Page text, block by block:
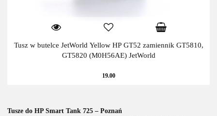
Tusz w butelce JetWorld Yellow HP GT52 zamiennik GT5810,
GT5820 (M0H56AE) JetWorld
19.00
Tusze do HP Smart Tank 725 – Poznań